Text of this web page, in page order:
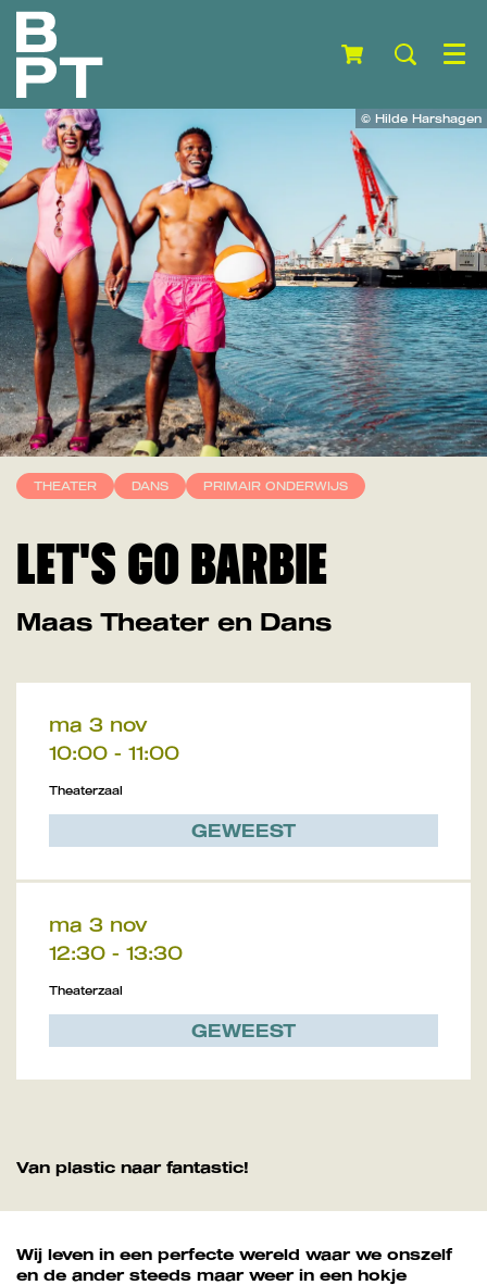
Menu
© Hilde Harshagen
THEATER DANS PRIMAIR ONDERWIJS
LET'S GO BARBIE
Maas Theater en Dans
ma 3 nov
10:00 - 11:00
Theaterzaal
GEWEEST
ma 3 nov
12:30 - 13:30
Theaterzaal
GEWEEST
Van plastic naar fantastic!
Wij leven in een perfecte wereld waar we onszelf
en de ander steeds maar weer in een hokje